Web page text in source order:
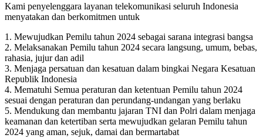
Kami penyelenggara layanan telekomunikasi seluruh Indonesia
menyatakan dan berkomitmen untuk
1. Mewujudkan Pemilu tahun 2024 sebagai sarana integrasi bangsa
2. Melaksanakan Pemilu tahun 2024 secara langsung, umum, bebas,
rahasia, jujur dan adil
3. Menjaga persatuan dan kesatuan dalam bingkai Negara Kesatuan
Republik Indonesia
4. Mematuhi Semua peraturan dan ketentuan Pemilu tahun 2024
sesuai dengan peraturan dan perundang-undangan yang berlaku
5. Mendukung dan membantu jajaran TNI dan Polri dalam menjaga
keamanan dan ketertiban serta mewujudkan gelaran Pemilu tahun
2024 yang aman, sejuk, damai dan bermartabat